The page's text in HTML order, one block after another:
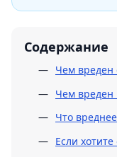
Содержание
Чем вреден
Чем вреден
Что
Если хотите